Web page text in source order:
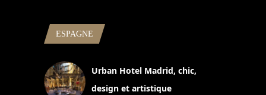
ESPAGNE
Urban Hotel Madrid, chic,
design et artistique